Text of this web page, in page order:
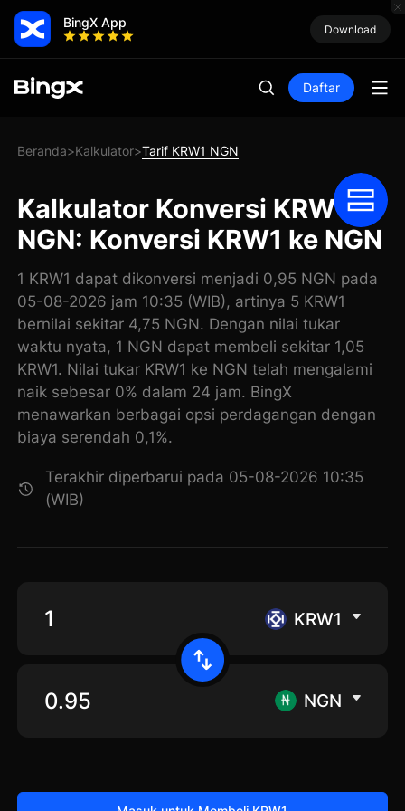
BingX App Download
Daftar
Beranda>Kalkulator>Tarif KRW1 NGN
Kalkulator Konversi KRW1
NGN: Konversi KRW1 ke NGN
1 KRW1 dapat dikonversi menjadi 0,95 NGN pada
05-08-2026 jam 10:35 (WIB), artinya 5 KRW1
bernilai sekitar 4,75 NGN. Dengan nilai tukar
waktu nyata, 1 NGN dapat membeli sekitar 1,05
KRW1. Nilai tukar KRW1 ke NGN telah mengalami
naik sebesar 0% dalam 24 jam. BingX
menawarkan berbagai opsi perdagangan dengan
biaya serendah 0,1%.
Terakhir diperbarui pada 05-08-2026 10:35
(WIB)
KRW1
NGN